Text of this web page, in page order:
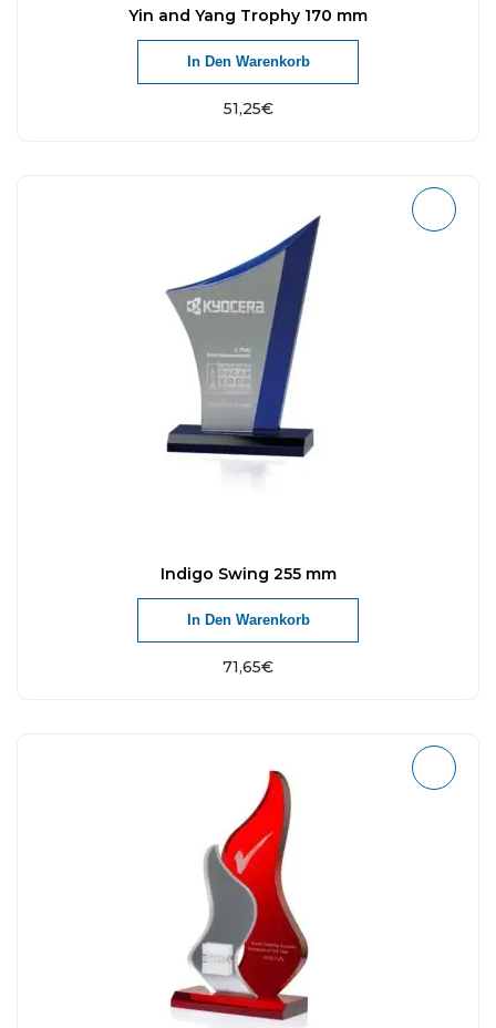
Yin and Yang Trophy 170 mm
51,25€
In Den Warenkorb
Indigo Swing 255 mm
71,65€
In Den Warenkorb